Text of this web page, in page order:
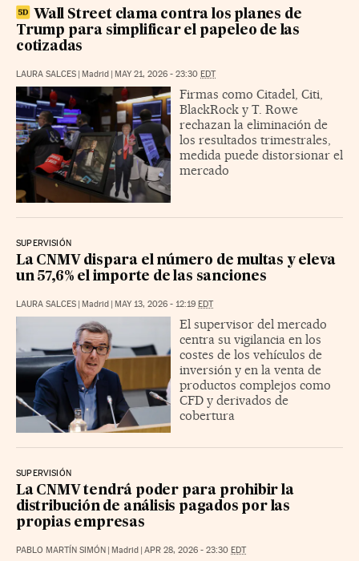
Wall Street clama contra los planes de
Trump para simplificar el papeleo de las
cotizadas
LAURA SALCES | Madrid | MAY 21, 2026 - 23:30 EDT
Firmas como Citadel, Citi,
BlackRock y T. Rowe
rechazan la eliminación de
los resultados trimestrales,
medida puede distorsionar el
mercado
SUPERVISIÓN
La CNMV dispara el número de multas y eleva
un 57,6% el importe de las sanciones
LAURA SALCES | Madrid | MAY 13, 2026 - 12:19 EDT
El supervisor del mercado
centra su vigilancia en los
costes de los vehículos de
inversión y en la venta de
productos complejos como
CFD y derivados de
cobertura
SUPERVISIÓN
La CNMV tendrá poder para prohibir la
distribución de análisis pagados por las
propias empresas
PABLO MARTÍN SIMÓN | Madrid | APR 28, 2026 - 23:30 EDT